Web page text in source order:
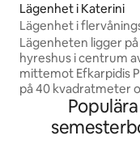
Lägenhet i Katerini
Lägenhet i
Lägenheten ligger
hyreshus i centrum
mittemot Efkarpidis
på 40 kvadratmeter
utsikt över torget.
med en
kök med ett